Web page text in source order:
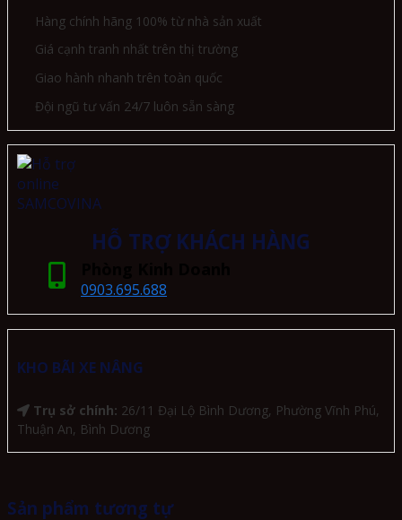
Hàng chính hãng 100% từ nhà sản xuất
Giá cạnh tranh nhất trên thị trường
Giao hành nhanh trên toàn quốc
Đội ngũ tư vấn 24/7 luôn sẵn sàng
HỖ TRỢ KHÁCH HÀNG
0903.695.688
KHO BÃI XE NÂNG
Trụ sở chính: 26/11 Đại Lộ Bình Dương, Phường Vĩnh Phú,
Thuận An, Bình Dương
Sản phẩm tương tự